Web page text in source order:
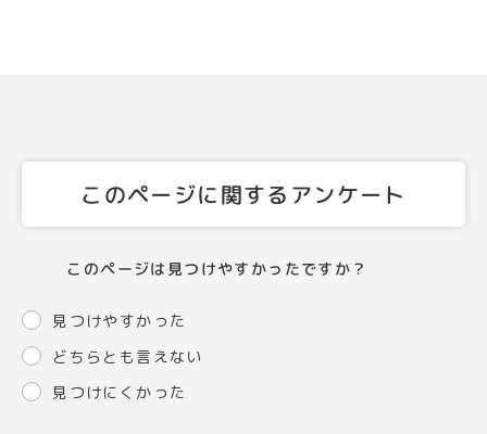
このページに関するアンケート
このページは見つけやすかったですか？
見つけやすかった
どちらとも言えない
見つけにくかった